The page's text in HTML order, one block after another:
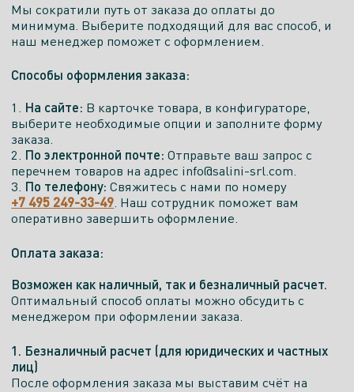
Показать телефон
9:00-
19:00
9:00-
10:00-
Есть экспозиция
Салон
Красивый Дом
Ульяновск, ул.Федерации, 91
Показать телефон
ПН. - ПТ.
19:00
СБ.
17:00
ВСК.
17:00
Есть экспозиция
Мы сократили путь от заказа до оплаты до
минимума. Выберите подходящий для вас способ, и
наш менеджер поможет с оформлением.
Способы оформления заказа:
1. На сайте: В карточке товара, в конфигураторе,
выберите необходимые опции и заполните форму
заказа.
2. По электронной почте: Отправьте ваш запрос с
перечнем товаров на адрес info@salini-srl.com.
3. По телефону: Свяжитесь с нами по номеру
+7 495 249-33-49 . Наш сотрудник поможет вам
оперативно завершить оформление.
Оплата заказа:
Возможен как наличный, так и безналичный расчет.
Оптимальный способ оплаты можно обсудить с
менеджером при оформлении заказа.
1. Безналичный расчет (для юридических и частных
лиц)
После оформления заказа мы выставим счёт на